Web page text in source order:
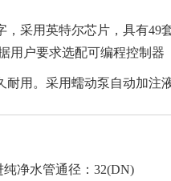
采用英特尔芯片，具有49
户要求选配可编程控制器
用。采用蠕动泵自动加注
纯净水管通径：32(DN)